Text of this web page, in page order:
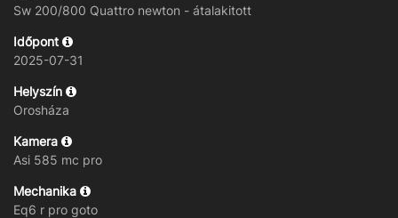
Sw 200/800 Quattro newton - átalakitott
Időpont
2025-07-31
Helyszín
Orosháza
Kamera
Asi 585 mc pro
Mechanika
Eq6 r pro goto